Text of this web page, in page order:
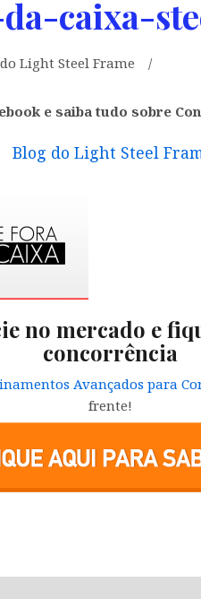
caixa-
Light Steel Frame
e saiba tudo sobre
Blog do Light Steel
no mercado e
concorrência
Avançados para
frente!